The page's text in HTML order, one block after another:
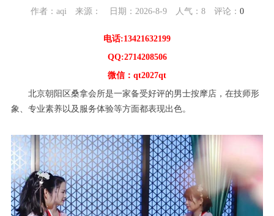
作者：aqi 来源： 日期：2026-8-9 人气： 8评论： 0
电话:13421632199
QQ:2714208506
微信：qt2027qt
北京朝阳区桑拿会所是一家备受好评的男士按摩店，在技师形
象、专业素养以及服务体验等方面都表现出色。